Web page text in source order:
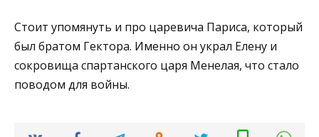
Стоит упомянуть и про царевича Париса, который
был братом Гектора. Именно он украл Елену и
сокровища спартанского царя Менелая, что стало
поводом для войны.